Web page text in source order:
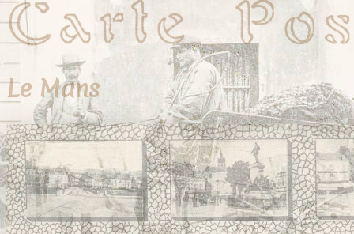
Le Mans
39 cartes